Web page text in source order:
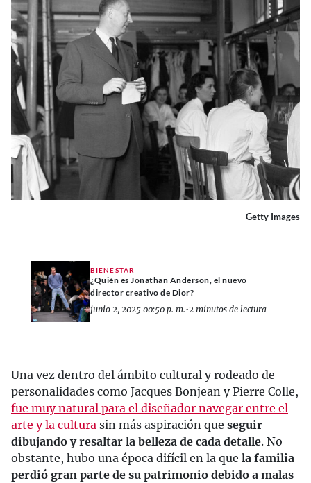
Getty Images
BIENESTAR
¿Quién es Jonathan Anderson, el nuevo
director creativo de Dior?
junio 2, 2025 00:50 p. m.•2 minutos de lectura
Una vez dentro del ámbito cultural y rodeado de
personalidades como Jacques Bonjean y Pierre Colle,
fue muy natural para el diseñador navegar entre el
arte y la cultura sin más aspiración que seguir
dibujando y resaltar la belleza de cada detalle. No
obstante, hubo una época difícil en la que la familia
perdió gran parte de su patrimonio debido a malas